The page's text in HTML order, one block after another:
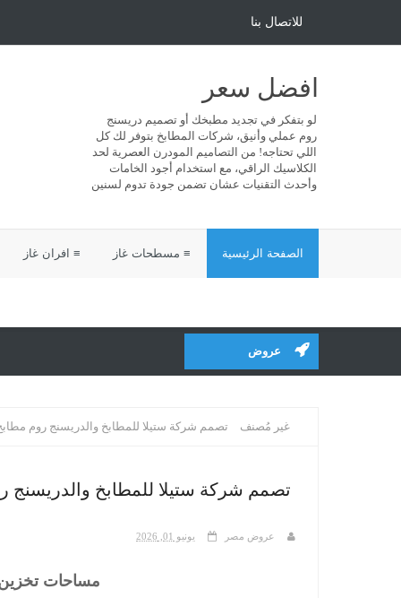
للاتصال بنا
افضل سعر
لو بتفكر في تجديد مطبخك أو تصميم دريسنج
روم عملي وأنيق، شركات المطابخ بتوفر لك كل
اللي تحتاجه! من التصاميم المودرن العصرية لحد
الكلاسيك الراقي، مع استخدام أجود الخامات
وأحدث التقنيات عشان تضمن جودة تدوم لسنين
الصفحة الرئيسية ≡ مسطحات غاز ≡ افران غاز
عروض
غير مُصنف تصمم شركة ستيلا للمطابخ والدريسنج روم
تصمم شركة ستيلا للمطابخ والدريسنج
عروض مصر يونيو 01, 2026
مساحات